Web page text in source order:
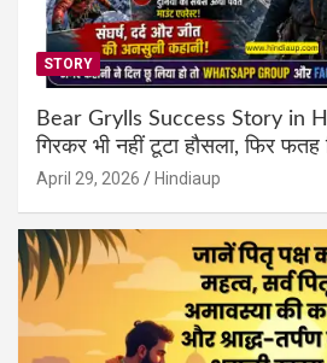
STORY
Bear Grylls Success Story in
गिरकर भी नहीं टूटा हौसला, फिर फतह
April 29, 2026 Hindiaup